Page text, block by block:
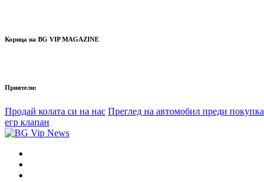
Корица на BG VIP MAGAZINE
Приятели:
Продай колата си на нас Преглед на автомобил преди покупка
егр клапан